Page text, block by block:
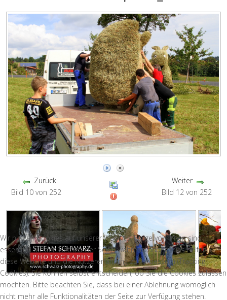
Zurück
Bild 10 von 252
Weiter
Bild 12 von 252
Wir nutzen Cookies auf unserer Website. Einige von ihnen sind
essenziell für den Betrieb der Seite, während andere uns helfen,
diese Website und die Nutzererfahrung zu verbessern (Tracking
Cookies). Sie können selbst entscheiden, ob Sie die Cookies zulassen
möchten. Bitte beachten Sie, dass bei einer Ablehnung womöglich
nicht mehr alle Funktionalitäten der Seite zur Verfügung stehen.